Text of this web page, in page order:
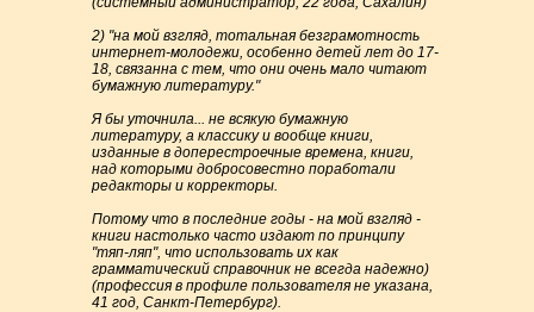
2) "на мой взгляд, тотальная безграмотность
интернет-молодежи, особенно детей лет до 17-
18, связанна с тем, что они очень мало читают
бумажную литературу."
Я бы уточнила... не всякую бумажную
литературу, а классику и вообще книги,
изданные в доперестроечные времена, книги,
над которыми добросовестно поработали
редакторы и корректоры.
Потому что в последние годы - на мой взгляд -
книги настолько часто издают по принципу
"тяп-ляп", что использовать их как
грамматический справочник не всегда надежно)
(профессия в профиле пользователя не указана,
41 год, Санкт-Петербург).